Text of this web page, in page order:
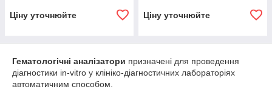
Ціну уточнюйте Ціну уточнюйте
Гематологічні аналізатори призначені для проведення
діагностики in-vitro у клініко-діагностичних лабораторіях
автоматичним способом.